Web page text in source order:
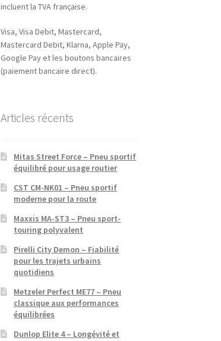
incluent la TVA française.
Visa, Visa Debit, Mastercard,
Mastercard Debit, Klarna, Apple Pay,
Google Pay et les boutons bancaires
(paiement bancaire direct).
Articles récents
Mitas Street Force – Pneu sportif
équilibré pour usage routier
CST CM-NK01 – Pneu sportif
moderne pour la route
Maxxis MA-ST3 – Pneu sport-
touring polyvalent
Pirelli City Demon – Fiabilité
pour les trajets urbains
quotidiens
Metzeler Perfect ME77 – Pneu
classique aux performances
équilibrées
Dunlop Elite 4 – Longévité et